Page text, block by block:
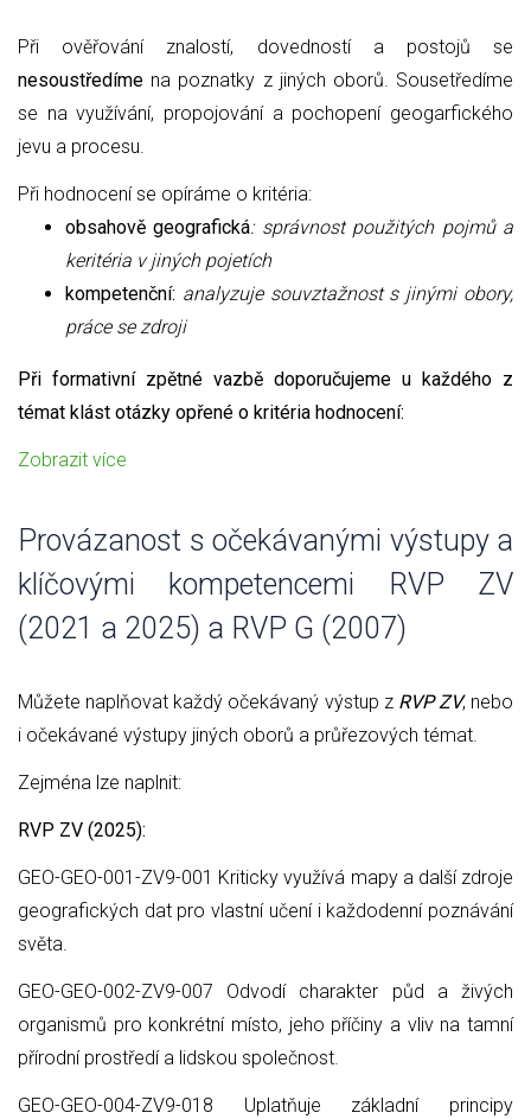
Při ověřování znalostí, dovedností a postojů se
nesoustředíme na poznatky z jiných oborů. Sousetředíme
se na využívání, propojování a pochopení geogarfického
jevu a procesu.
Při hodnocení se opíráme o kritéria:
obsahově geografická: správnost použitých pojmů a
keritéria v jiných pojetích
kompetenční: analyzuje souvztažnost s jinými obory,
práce se zdroji
Při formativní zpětné vazbě doporučujeme u každého z
témat klást otázky opřené o kritéria hodnocení:
Zobrazit více
Provázanost s očekávanými výstupy a
klíčovými kompetencemi RVP ZV
(2021 a 2025) a RVP G (2007)
Můžete naplňovat každý očekávaný výstup z RVP ZV, nebo
i očekávané výstupy jiných oborů a průřezových témat.
Zejména lze naplnit:
RVP ZV (2025):
GEO-GEO-001-ZV9-001 Kriticky využívá mapy a další zdroje
geografických dat pro vlastní učení i každodenní poznávání
světa.
GEO-GEO-002-ZV9-007 Odvodí charakter půd a živých
organismů pro konkrétní místo, jeho příčiny a vliv na tamní
přírodní prostředí a lidskou společnost.
GEO-GEO-004-ZV9-018 Uplatňuje základní principy